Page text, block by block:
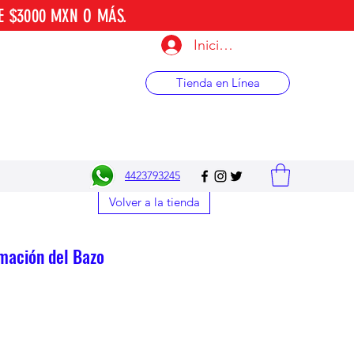
Iniciar sesión
Tienda en Línea
4423793245
$3000 MXN O MÁS.
Volver a la tienda
del Bazo